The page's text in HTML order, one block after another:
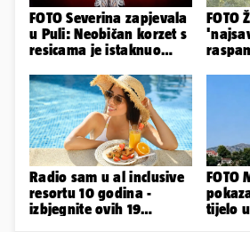
FOTO Severina zapjevala
u Puli: Neobičan korzet s
resicama je istaknuo
FOTO
Radio sam u al inclusive
resortu 10 godina -
izbjegnite ovih 19
FOTO
tijelo